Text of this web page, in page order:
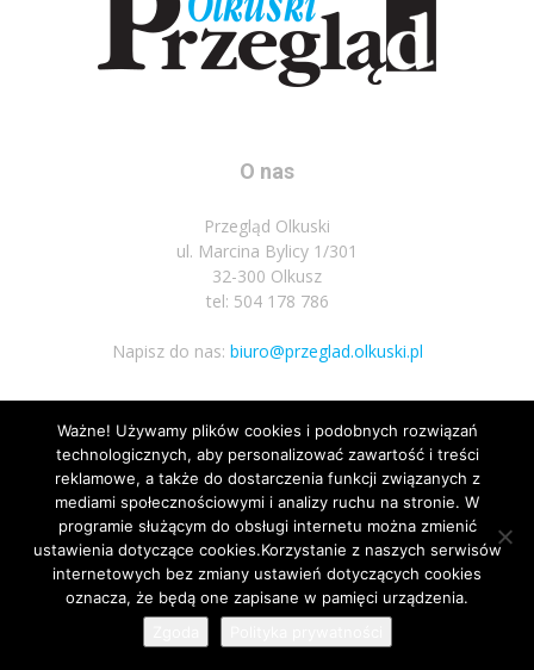
O nas
Przegląd Olkuski
ul. Marcina Bylicy 1/301
32-300 Olkusz
tel: 504 178 786
Napisz do nas: biuro@przeglad.olkuski.pl
Podążaj za nami
Nota prawna Polityka prywatnosci Kariera Regulamin
© Wszelkie prawa zastrzeżone 2020
Ważne! Używamy plików cookies i podobnych rozwiązań
technologicznych, aby personalizować zawartość i treści
reklamowe, a także do dostarczenia funkcji związanych z
mediami społecznościowymi i analizy ruchu na stronie. W
programie służącym do obsługi internetu można zmienić
ustawienia dotyczące cookies.Korzystanie z naszych serwisów
internetowych bez zmiany ustawień dotyczących cookies
oznacza, że będą one zapisane w pamięci urządzenia.